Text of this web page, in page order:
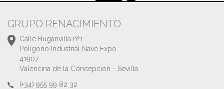
GRUPO RENACIMIENTO
Calle Buganvilla nº1
Polígono Industrial Nave Expo
41907
Valencina de la Concepción - Sevilla
(+34) 955 99 82 32